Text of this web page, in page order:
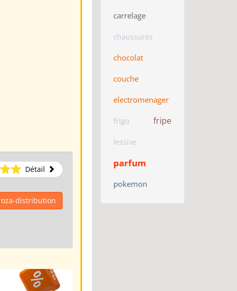
Détail
distribution
carrelage
chaussures
chocolat
couche
electromenager
frigo fripe
lessive
parfum
pokemon